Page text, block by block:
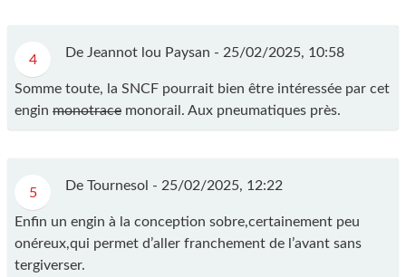
4 De Jeannot lou Paysan - 25/02/2025, 10:58
Somme toute, la SNCF pourrait bien être intéressée par cet
engin monotrace monorail. Aux pneumatiques près.
5 De Tournesol - 25/02/2025, 12:22
Enfin un engin à la conception sobre,certainement peu
onéreux,qui permet d’aller franchement de l’avant sans
tergiverser.